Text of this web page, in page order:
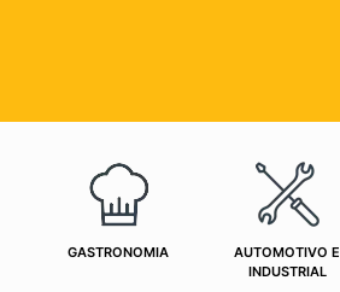
GASTRONOMIA
AUTOMOTIVO E
INDUSTRIAL